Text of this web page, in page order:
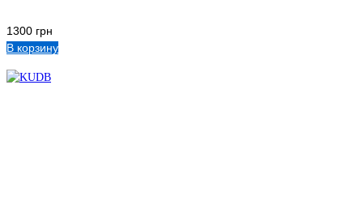
1300 грн
В корзину